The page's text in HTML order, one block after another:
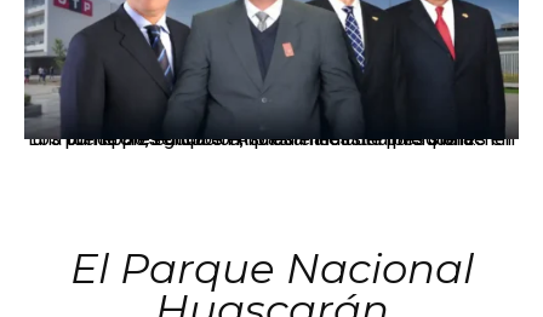
Los principales grupos empresariales del país mantienen una fuerte presencia en Áncash mediante inversiones en comercio, educación, salud e industria pesquera.
El Parque Nacional